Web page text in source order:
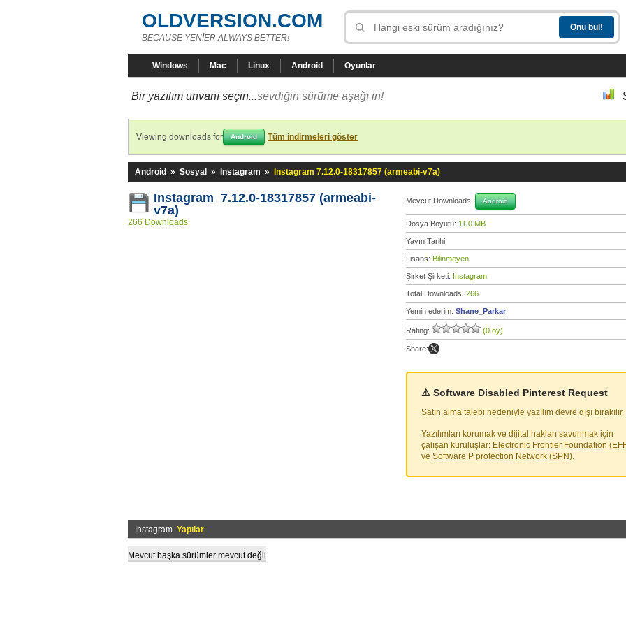
OLDVERSION.COM
BECAUSE YENİER ALWAYS BETTER!
Windows Mac Linux Android Oyunlar
Bir yazılım unvanı seçin...sevdiğin sürüme aşağı in!
Viewing downloads for Android Tüm indirmeleri göster
Android » Sosyal » Instagram » Instagram 7.12.0-18317857 (armeabi-v7a)
Instagram 7.12.0-18317857 (armeabi-
v7a)
266 Downloads
Mevcut Downloads: Android
Dosya Boyutu: 11,0 MB
Yayın Tarihi:
Lisans: Bilinmeyen
Şirket Şirketi: Instagram
Total Downloads: 266
Yemin ederim: Shane_Parkar
Rating: (0 oy)
Share:
⚠️ Software Disabled Pinterest Request
Satın alma talebi nedeniyle yazılım devre dışı bırakılır.
Yazılımları korumak ve dijital hakları savunmak için
çalışan kuruluşlar: Electronic Frontier Foundation
ve Software P protection Network (SPN).
Instagram Yapılar
Mevcut başka sürümler mevcut değil